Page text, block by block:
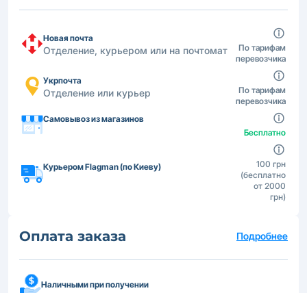
Новая почта
Отделение, курьером или на почтомат
По тарифам
перевозчика
Укрпочта
Отделение или курьер
По тарифам
перевозчика
Самовывоз из магазинов
Бесплатно
Курьером Flagman (по Киеву)
100 грн
(бесплатно
от 2000
грн)
Оплата заказа Подробнее
Наличными при получении